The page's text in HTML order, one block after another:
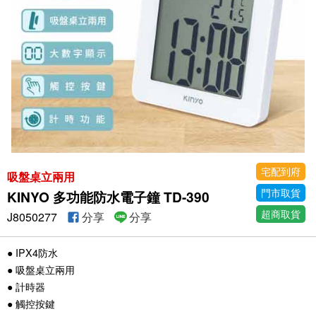
吸盤桌立兩用
KINYO 多功能防水電子鐘 TD-390
宅配到府
門市取貨
超商取貨
J8050277 分享 分享
● IPX4防水
● 吸盤桌立兩用
● 計時器
● 觸控按鍵